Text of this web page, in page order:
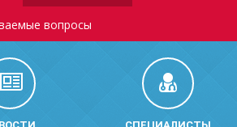
вопросы